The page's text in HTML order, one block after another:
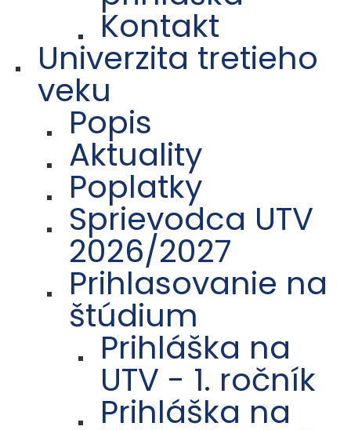
Kontakt
Univerzita tretieho
veku
Popis
Aktuality
Poplatky
Sprievodca UTV
2026/2027
Prihlasovanie na
štúdium
Prihláška na
UTV - 1. ročník
Prihláška na